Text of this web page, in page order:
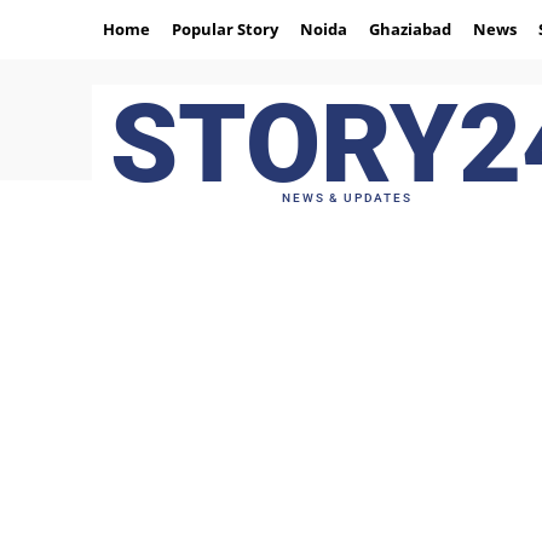
Home Popular Story Noida Ghaziabad News
NEWS & UPDATES